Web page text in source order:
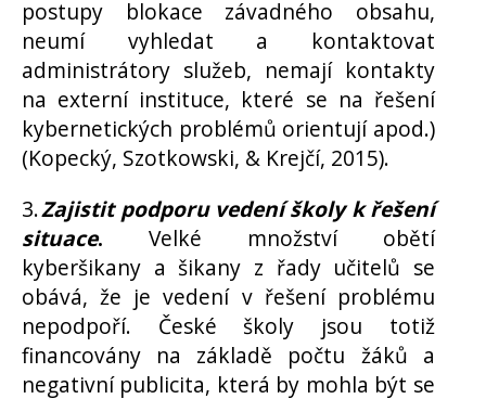
postupy blokace závadného obsahu,
neumí vyhledat a kontaktovat
administrátory služeb, nemají kontakty
na externí instituce, které se na řešení
kybernetických problémů orientují apod.)
(Kopecký, Szotkowski, & Krejčí, 2015).
3.Zajistit podporu vedení školy k řešení
situace. Velké množství obětí
kyberšikany a šikany z řady učitelů se
obává, že je vedení v řešení problému
nepodpoří. České školy jsou totiž
financovány na základě počtu žáků a
negativní publicita, která by mohla být se